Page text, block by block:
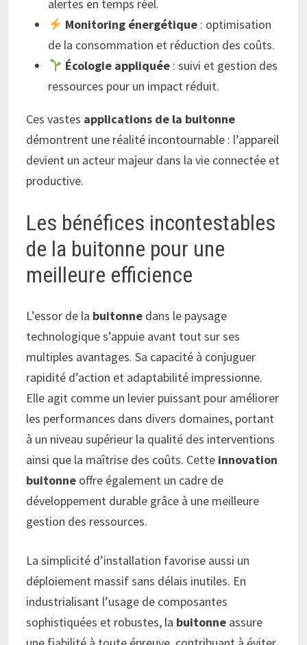
alertes en temps réel.
Monitoring énergétique: optimisation
de la consommation et réduction des coûts.
Écologie appliquée: suivi et gestion des
ressources pour un impact réduit.
Ces vastes applications de la buitonne
démontrent une réalité incontournable : l’appareil
devient un acteur majeur dans la vie connectée et
productive.
Les bénéfices incontestables
de la buitonne pour une
meilleure efficience
L’essor de la buitonne dans le paysage
technologique s’appuie avant tout sur ses
multiples avantages. Sa capacité à conjuguer
rapidité d’action et adaptabilité impressionne.
Elle agit comme un levier puissant pour améliorer
les performances dans divers domaines, portant
à un niveau supérieur la qualité des interventions
ainsi que la maîtrise des coûts. Cette innovation
buitonne offre également un cadre de
développement durable grâce à une meilleure
gestion des ressources.
La simplicité d’installation favorise aussi un
déploiement massif sans délais inutiles. En
industrialisant l’usage de composantes
sophistiquées et robustes, la buitonne assure